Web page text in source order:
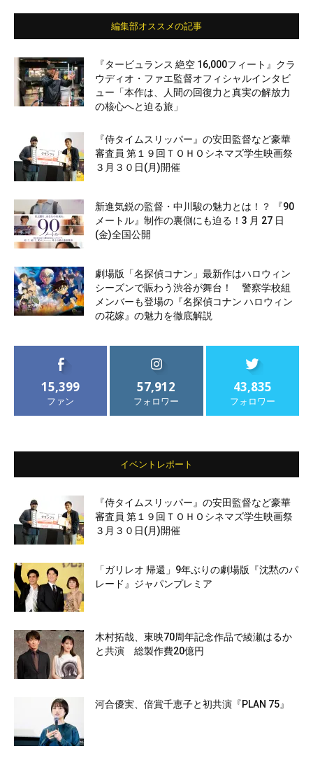
編集部オススメの記事
『タービュランス 絶空 16,000フィート』クラ
ウディオ・ファエ監督オフィシャルインタビ
ュー「本作は、人間の回復力と真実の解放力
の核心へと迫る旅」
『侍タイムスリッパー』の安田監督など豪華
審査員 第１９回ＴＯＨＯシネマズ学生映画祭
３月３０日(月)開催
新進気鋭の監督・中川駿の魅力とは！？ 『90
メートル』制作の裏側にも迫る！3 月 27 日
(金)全国公開
劇場版「名探偵コナン」最新作はハロウィン
シーズンで賑わう渋谷が舞台！ 警察学校組
メンバーも登場の『名探偵コナン ハロウィン
の花嫁』の魅力を徹底解説
15,399
ファン
57,912
フォロワー
43,835
フォロワー
イベントレポート
『侍タイムスリッパー』の安田監督など豪華
審査員 第１９回ＴＯＨＯシネマズ学生映画祭
３月３０日(月)開催
「ガリレオ 帰還」9年ぶりの劇場版『沈黙のパ
レード』ジャパンプレミア
木村拓哉、東映70周年記念作品で綾瀬はるか
と共演 総製作費20億円
河合優実、倍賞千恵子と初共演『PLAN 75』